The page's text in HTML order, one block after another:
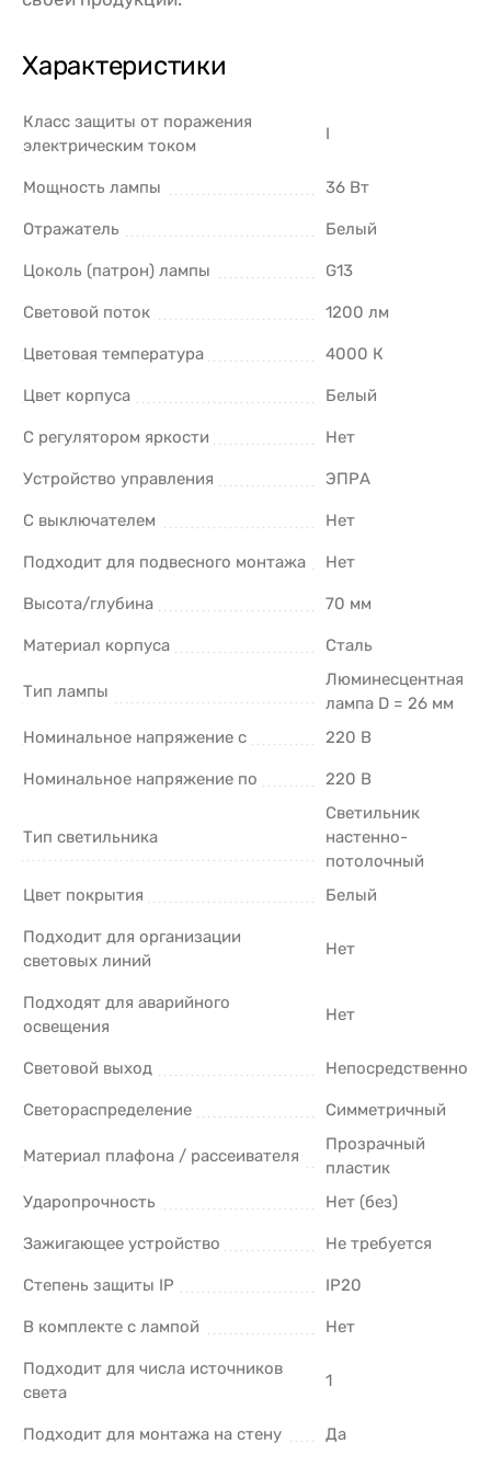
Характеристики
Класс защиты от поражения
электрическим током
I
Мощность лампы 36 Вт
Отражатель Белый
Цоколь (патрон) лампы G13
Световой поток 1200 лм
Цветовая температура 4000 К
Цвет корпуса Белый
С регулятором яркости Нет
Устройство управления ЭПРА
С выключателем Нет
Подходит для подвесного монтажа Нет
Высота/глубина 70 мм
Материал корпуса Сталь
Тип лампы
Люминесцентная
лампа D = 26 мм
Номинальное напряжение с
220 В
Номинальное напряжение по 220 В
Тип светильника
Светильник
настенно-
потолочный
Цвет покрытия
Белый
Подходит для организации
световых линий
Нет
Подходят для аварийного
освещения
Нет
Световой выход Непосредственно
Светораспределение Симметричный
Материал плафона / рассеивателя
Прозрачный
пластик
Ударопрочность
Нет (без)
Зажигающее устройство Не требуется
Степень защиты IP IP20
В комплекте с лампой Нет
Подходит для числа источников
света
1
Подходит для монтажа на стену Да